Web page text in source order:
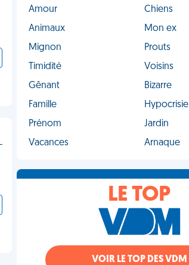
Amour
Chiens
Animaux
Mon ex
Mignon
Prouts
Timidité
Voisins
Gênant
Bizarre
Famille
Hypocrisie
Prénom
Jardin
Vacances
Arnaque
LE TOP
VOIR LE TOP DES VDM